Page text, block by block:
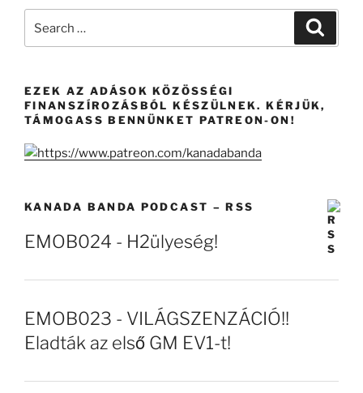
EZEK AZ ADÁSOK KÖZÖSSÉGI
FINANSZÍROZÁSBÓL KÉSZÜLNEK. KÉRJÜK,
TÁMOGASS BENNÜNKET PATREON-ON!
KANADA BANDA PODCAST – RSS
EMOB024 - H2ülyeség!
EMOB023 - VILÁGSZENZÁCIÓ!!
Eladták az első GM EV1-t!